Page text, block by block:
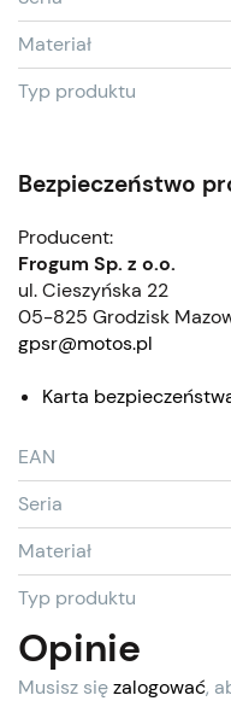
Materiał
Typ produktu
Bezpieczeństwo
Producent:
Frogum Sp. z o.o.
ul. Cieszyńska 22
05-825 Grodzisk
gpsr@motos.pl
Karta
EAN
Seria
Materiał
Typ produktu
Opinie
Musisz sięzalogować,